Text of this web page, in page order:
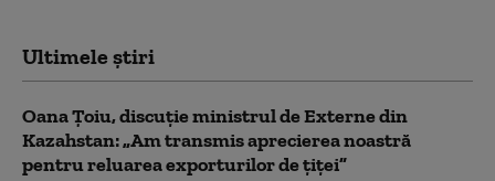
Ultimele știri
Oana Țoiu, discuție ministrul de Externe din
Kazahstan: „Am transmis aprecierea noastră
pentru reluarea exporturilor de țiței”